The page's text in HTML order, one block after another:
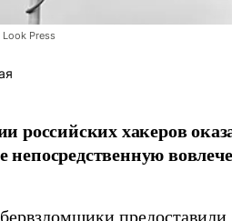
Press
российских хакеров
предоставили